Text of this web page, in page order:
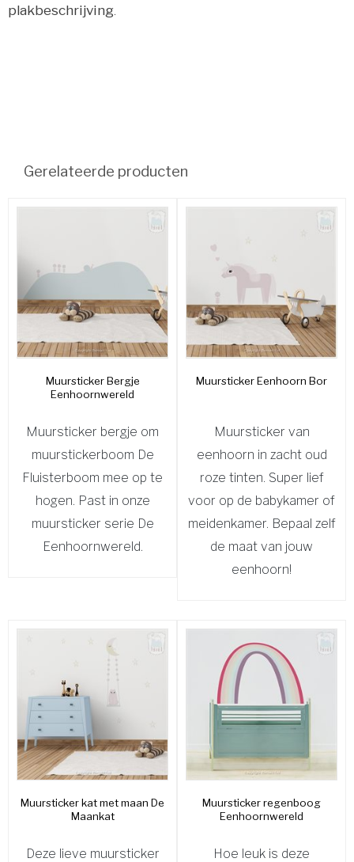
plakbeschrijving.
Gerelateerde producten
Muursticker Bergje
Eenhoornwereld
Muursticker bergje om
muurstickerboom De
Fluisterboom mee op te
hogen. Past in onze
muursticker serie De
Eenhoornwereld.
Muursticker Eenhoorn Bor
Muursticker van
eenhoorn in zacht oud
roze tinten. Super lief
voor op de babykamer of
meidenkamer. Bepaal zelf
de maat van jouw
eenhoorn!
Muursticker kat met maan De
Maankat
Deze lieve muursticker
Muursticker regenboog
Eenhoornwereld
Hoe leuk is deze